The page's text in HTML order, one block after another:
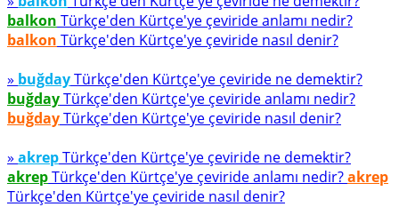
balkon Türkçe'den Kürtçe'ye çeviride anlamı nedir?
balkon Türkçe'den Kürtçe'ye çeviride nasıl denir?
» buğdayTürkçe'den Kürtçe'ye çeviride ne demektir?
buğdayTürkçe'den Kürtçe'ye çeviride anlamı nedir?
buğdayTürkçe'den Kürtçe'ye çeviride nasıl denir?
» akrepTürkçe'den Kürtçe'ye çeviride ne demektir?
akrepTürkçe'den Kürtçe'ye çeviride anlamı nedir?akrep
Türkçe'den Kürtçe'ye çeviride nasıl denir?